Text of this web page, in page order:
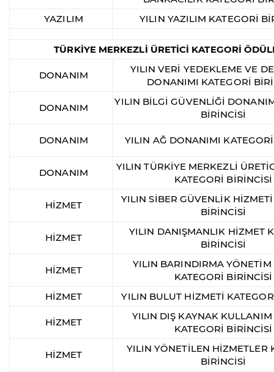
YAZILIM
YILIN YAZILIM KATEGORİ
TÜRKİYE MERKEZLİ ÜRETİCİ KATEGORİ
DONANIM
YILIN VERİ YEDEKLEME VE
DONANIMI KATEGORİ
DONANIM
YILIN BİLGİ GÜVENLİĞİ
BİRİNCİSİ
DONANIM YILIN AĞ DONANIMI
DONANIM
YILIN TÜRKİYE MERKEZLİ
KATEGORİ BİRİNCİSİ
HİZMET
YILIN SİBER GÜVENLİK
BİRİNCİSİ
HİZMET
YILIN DANIŞMANLIK HİZMET
BİRİNCİSİ
HİZMET
YILIN BARINDIRMA
KATEGORİ BİRİNCİSİ
HİZMET
YILIN BULUT HİZMETİ
HİZMET
YILIN DIŞ KAYNAK
KATEGORİ BİRİNCİSİ
HİZMET
YILIN YÖNETİLEN HİZMETLER
BİRİNCİSİ